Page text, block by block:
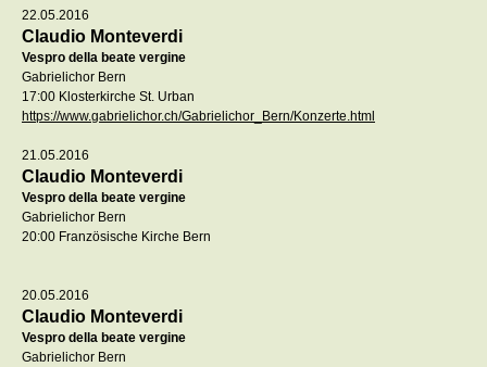
22.05.2016
Claudio Monteverdi
Vespro della beate vergine
Gabrielichor Bern
17:00 Klosterkirche St. Urban
https://www.gabrielichor.ch/Gabrielichor_Bern/Konzerte.html
21.05.2016
Claudio Monteverdi
Vespro della beate vergine
Gabrielichor Bern
20:00 Französische Kirche Bern
20.05.2016
Claudio Monteverdi
Vespro della beate vergine
Gabrielichor Bern